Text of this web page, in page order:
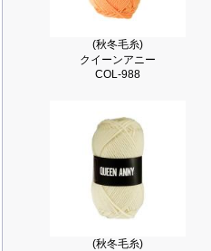
(秋冬毛糸)
クイーンアニー
COL-988
(秋冬毛糸)